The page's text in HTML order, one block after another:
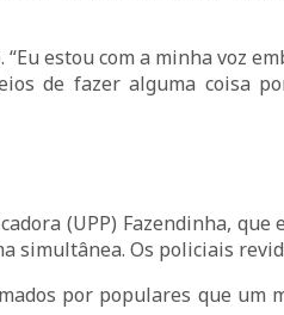
estou com a minha voz
de fazer alguma coisa
(UPP) Fazendinha, que
simultânea. Os policiais
por populares que um